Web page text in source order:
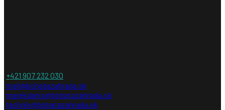
+421 907 232 030
mail@bohatazahrada.sk
marekdanis@bohatazahrada.sk
technik@bohatazahrada.sk